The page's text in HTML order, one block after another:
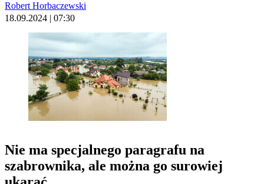
Robert Horbaczewski
18.09.2024 | 07:30
Nie ma specjalnego paragrafu na
szabrownika, ale można go surowiej